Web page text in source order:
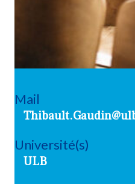
Mail
Université(s)
ULB